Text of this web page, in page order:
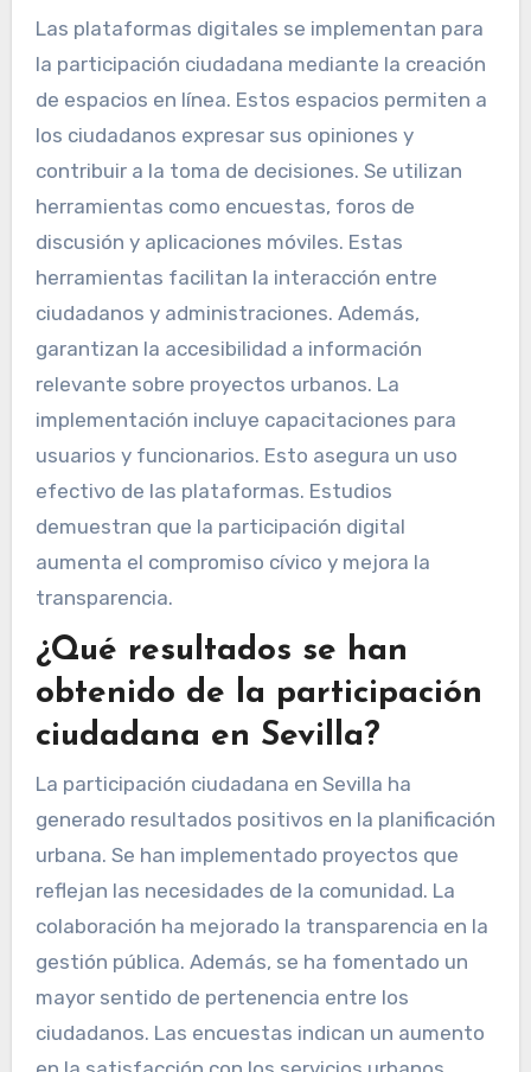
Las plataformas digitales se implementan para
la participación ciudadana mediante la creación
de espacios en línea. Estos espacios permiten a
los ciudadanos expresar sus opiniones y
contribuir a la toma de decisiones. Se utilizan
herramientas como encuestas, foros de
discusión y aplicaciones móviles. Estas
herramientas facilitan la interacción entre
ciudadanos y administraciones. Además,
garantizan la accesibilidad a información
relevante sobre proyectos urbanos. La
implementación incluye capacitaciones para
usuarios y funcionarios. Esto asegura un uso
efectivo de las plataformas. Estudios
demuestran que la participación digital
aumenta el compromiso cívico y mejora la
transparencia.
¿Qué resultados se han
obtenido de la participación
ciudadana en Sevilla?
La participación ciudadana en Sevilla ha
generado resultados positivos en la planificación
urbana. Se han implementado proyectos que
reflejan las necesidades de la comunidad. La
colaboración ha mejorado la transparencia en la
gestión pública. Además, se ha fomentado un
mayor sentido de pertenencia entre los
ciudadanos. Las encuestas indican un aumento